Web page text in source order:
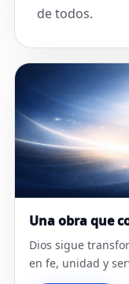
de todos.
Una obra que
Dios sigue
en fe, unidad y